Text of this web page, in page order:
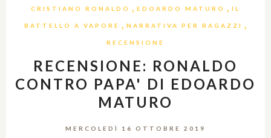
CRISTIANO RONALDO , EDOARDO MATURO , IL
BATTELLO A VAPORE , NARRATIVA PER RAGAZZI ,
RECENSIONE
RECENSIONE: RONALDO
CONTRO PAPA' DI EDOARDO
MATURO
MERCOLEDÌ 16 OTTOBRE 2019